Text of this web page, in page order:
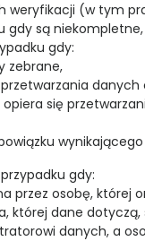
weryfikacji (w tym
są
gdy:
zebrane,
danych
się
wynikającego
gdy:
przez osobę, której
której dane
danych, a